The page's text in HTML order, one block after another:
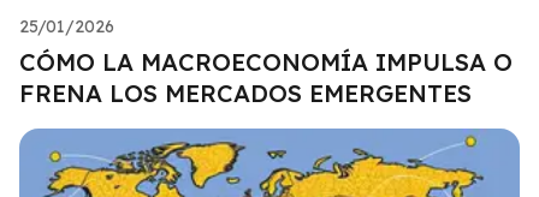
25/01/2026
CÓMO LA MACROECONOMÍA IMPULSA O
FRENA LOS MERCADOS EMERGENTES